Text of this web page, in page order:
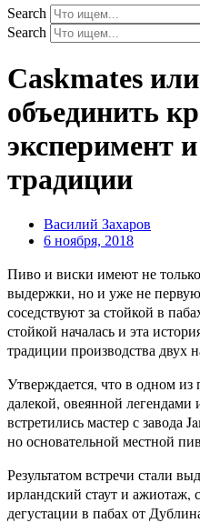
Search
Search
Caskmates
объединить
эксперимент
традиции
Василий Захаров
6 ноября, 2018
Пиво и виски имеют не
выдержки, но и уже не
соседствуют за стойкой в
стойкой началась и эта
традиции производства двух
Утверждается, что в одном из
далекой, овеянной
встретились мастер с завода
но основательной местной
Результатом встречи стали
ирландский стаут и ажиотаж,
дегустации в пабах от